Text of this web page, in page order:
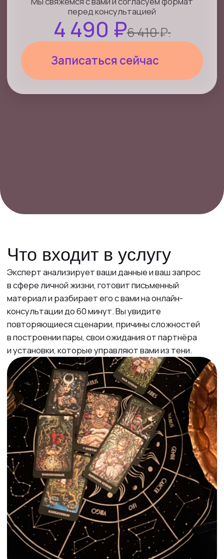
Что входит в услугу
🔁 Повторяющиеся сценарии в отношениях
💭 Ожидания от партнёра
🪞 Внутренние установки
🎭 Модели поведения в отношениях
🧭 Как выстраивать личную жизнь осознаннее
❓ Ответы на ваши вопросы
250+
Как мы подбираем
экспертов
Образование
Проверяем наличие дипломов в сфере астрологии
в сертифицированных школах